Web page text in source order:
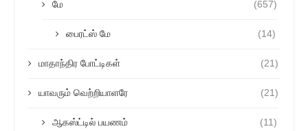
மே (657)
பைரட்ஸ் மே (14)
மாதாந்திர போட்டிகள் (21)
யாவரும் வெற்றியாளரே (21)
ஆகஸ்ட்டில் பயணம் (11)